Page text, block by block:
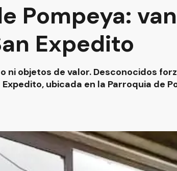
Pompeya:
Expedito
ni objetos de valor. Desconocidos
ubicada en la Parroquia de